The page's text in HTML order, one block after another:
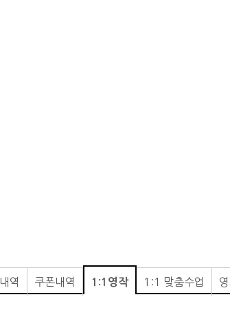
역 쿠폰내역 1:1영작 1:1 맞춤수업